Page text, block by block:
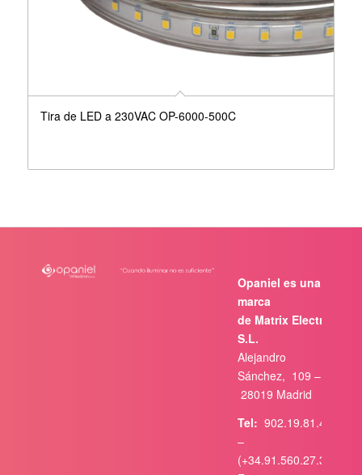
Tira de LED a 230VAC OP-6000-500C
Opaniel es una
marca
de Matrix Electrónica,
S.L.
Alejandro
Sánchez, 109 –
28019 Madrid
Tel: 902.19.81.46
–
(+34.91.560.27.37)